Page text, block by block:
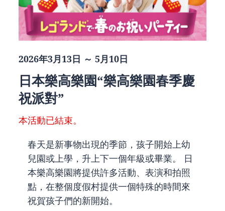
2026年3月13日 ～ 5月10日
日本樂高樂園“樂高樂園春季慶
祝派對”
本活動已結束。
春天是新事物出現的季節，孩子開始上幼
兒園或上學，升上下一個年級或畢業。 日
本樂高樂園將提供許多活動、表演和拍照
點，在整個度假村提供一個特殊的時間來
祝賀孩子們的新開始。